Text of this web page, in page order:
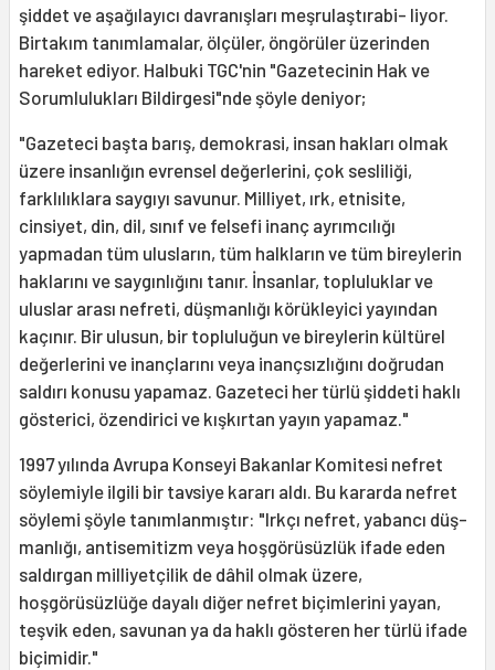
şiddet ve aşağılayıcı davranışları meşrulaştırabi- liyor.
Birtakım tanımlamalar, ölçüler, öngö­rüler üzerinden
hareket ediyor. Halbuki TGC'nin "Gazetecinin Hak ve
Sorumluluk­ları Bildirgesi"nde şöyle deniyor;
"Gazeteci başta barış, demokrasi, insan hakları olmak
üzere insanlığın evrensel değerlerini, çok sesliliği,
farklılıklara saygıyı savunur. Milliyet, ırk, etnisite,
cinsiyet, din, dil, sınıf ve felsefi inanç ayrımcılığı
yapmadan tüm ulusların, tüm halkların ve tüm bireylerin
haklarını ve saygınlığını tanır. İnsanlar, topluluklar ve
uluslar arası nefreti, düşmanlığı körükleyici yayından
kaçınır. Bir ulusun, bir topluluğun ve bireylerin kültürel
değerlerini ve inançlarını veya inançsız­lığını doğrudan
saldırı konusu yapamaz. Gazeteci her türlü şiddeti haklı
gösterici, özendirici ve kışkırtan yayın yapamaz."
1997 yılında Avrupa Konseyi Bakanlar Komitesi nefret
söylemiyle ilgili bir tavsiye kararı aldı. Bu kararda nefret
söylemi şöyle tanımlanmıştır: "Irkçı nefret, yabancı düş­
manlığı, antisemitizm veya hoşgörüsüzlük ifade eden
saldırgan milliyetçilik de dâhil olmak üzere,
hoşgörüsüzlüğe dayalı diğer nefret biçimlerini yayan,
teşvik eden, sa­vunan ya da haklı gösteren her türlü ifade
biçimidir."